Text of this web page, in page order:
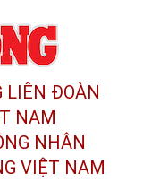
LIÊN ĐOÀN
NAM
NHÂN
VIỆT NAM